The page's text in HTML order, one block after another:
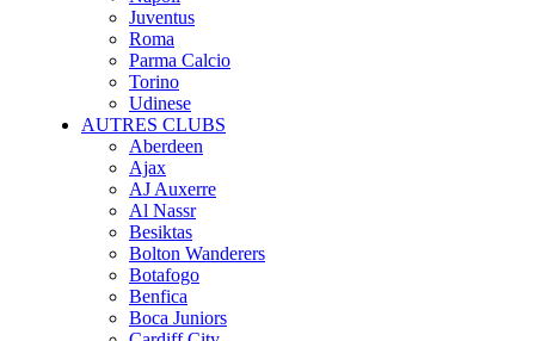
Juventus
Roma
Parma Calcio
Torino
Udinese
AUTRES CLUBS
Aberdeen
Ajax
AJ Auxerre
Al Nassr
Besiktas
Bolton Wanderers
Botafogo
Benfica
Boca Juniors